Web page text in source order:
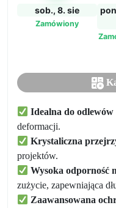
sob., 8. sie
Zamówiony
Idealna do odlewów
deformacji.
Krystaliczna
projektów.
Wysoka odporność
zużycie, zapewniająca
Zaawansowana